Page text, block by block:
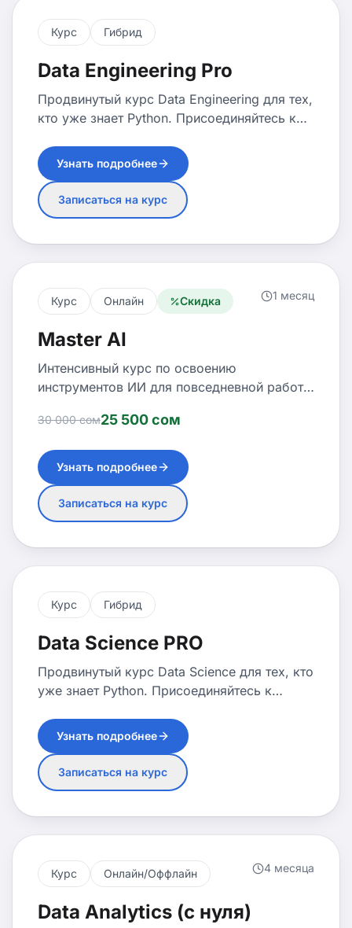
Курс Гибрид
Data Engineering Pro
Продвинутый курс Data Engineering для тех,
кто уже знает Python. Присоединяйтесь к
после блока Python Advanced и
фокусируйтесь на SQL, базах данных и
построении пайплайнов.
Узнать подробнее
Записаться на курс
Курс Онлайн Скидка 1 месяц
Master AI
Интенсивный курс по освоению
инструментов ИИ для повседневной работы
ChatGPT, Midjourney и другие AI-
30 000 сом25 500 сом
Узнать подробнее
Записаться на курс
Курс Гибрид
Data Science PRO
Продвинутый курс Data Science для тех, кто
уже знает Python. Присоединяйтесь к
после блока Python Advanced и начните
строить ML-модели вместо повторения
основ.
Узнать подробнее
Записаться на курс
Курс Онлайн/Оффлайн 4 месяца
Data Analytics (с нуля)